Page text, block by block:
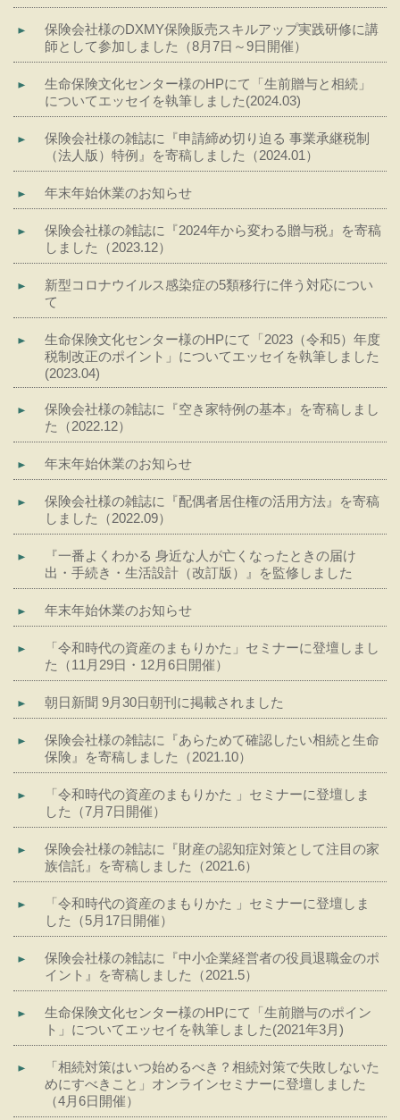
保険会社様のDXMY保険販売スキルアップ実践研修に講
師として参加しました（8月7日～9日開催）
生命保険文化センター様のHPにて「生前贈与と相続」
についてエッセイを執筆しました(2024.03)
保険会社様の雑誌に『申請締め切り迫る 事業承継税制
（法人版）特例』を寄稿しました（2024.01）
年末年始休業のお知らせ
保険会社様の雑誌に『2024年から変わる贈与税』を寄稿
しました（2023.12）
新型コロナウイルス感染症の5類移行に伴う対応につい
て
生命保険文化センター様のHPにて「2023（令和5）年度
税制改正のポイント」についてエッセイを執筆しました
(2023.04)
保険会社様の雑誌に『空き家特例の基本』を寄稿しまし
た（2022.12）
年末年始休業のお知らせ
保険会社様の雑誌に『配偶者居住権の活用方法』を寄稿
しました（2022.09）
『一番よくわかる 身近な人が亡くなったときの届け
出・手続き・生活設計（改訂版）』を監修しました
年末年始休業のお知らせ
「令和時代の資産のまもりかた」セミナーに登壇しまし
た（11月29日・12月6日開催）
朝日新聞 9月30日朝刊に掲載されました
保険会社様の雑誌に『あらためて確認したい相続と生命
保険』を寄稿しました（2021.10）
「令和時代の資産のまもりかた 」セミナーに登壇しま
した（7月7日開催）
保険会社様の雑誌に『財産の認知症対策として注目の家
族信託』を寄稿しました（2021.6）
「令和時代の資産のまもりかた 」セミナーに登壇しま
した（5月17日開催）
保険会社様の雑誌に『中小企業経営者の役員退職金のポ
イント』を寄稿しました（2021.5）
生命保険文化センター様のHPにて「生前贈与のポイン
ト」についてエッセイを執筆しました(2021年3月)
「相続対策はいつ始めるべき？相続対策で失敗しないた
めにすべきこと」オンラインセミナーに登壇しました
（4月6日開催）